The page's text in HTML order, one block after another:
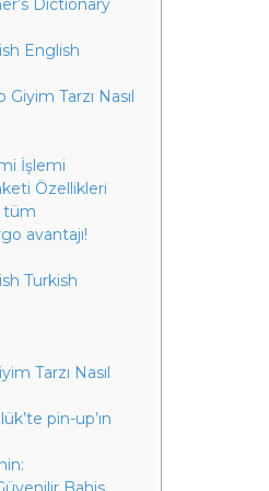
Dictionary
English
Tarzı Nasıl
İşlemi
Özellikleri
tüm
avantajı!
Turkish
Tarzı Nasıl
pin-up’ın